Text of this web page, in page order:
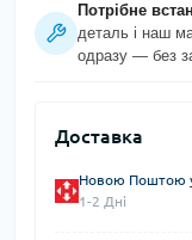
Потрібне
деталь і наш
одразу — без
Доставка
Новою Поштою у
1-2 Дні